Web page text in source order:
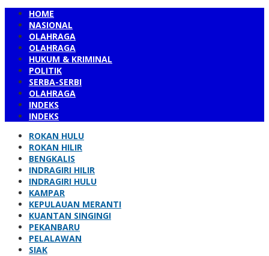
HOME
NASIONAL
OLAHRAGA
OLAHRAGA
HUKUM & KRIMINAL
POLITIK
SERBA-SERBI
OLAHRAGA
INDEKS
INDEKS
ROKAN HULU
ROKAN HILIR
BENGKALIS
INDRAGIRI HILIR
INDRAGIRI HULU
KAMPAR
KEPULAUAN MERANTI
KUANTAN SINGINGI
PEKANBARU
PELALAWAN
SIAK